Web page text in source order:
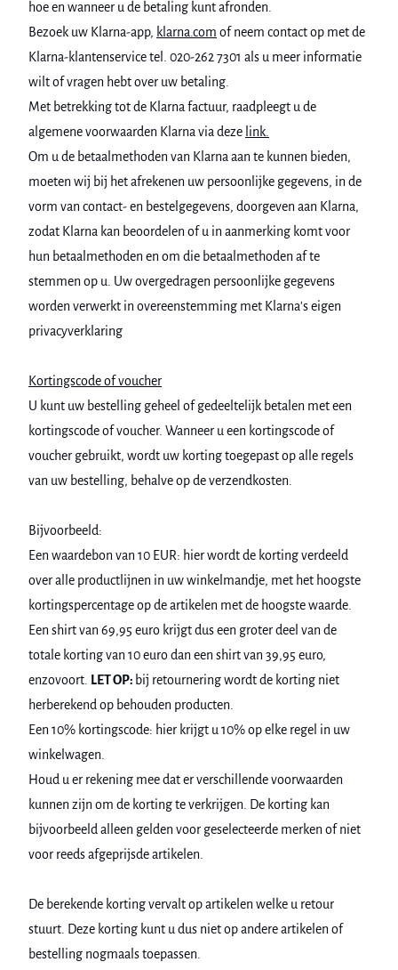
hoe en wanneer u de betaling kunt afronden.
Bezoek uw Klarna-app, klarna.com of neem contact op met de
Klarna-klantenservice tel. 020-262 7301 als u meer informatie
wilt of vragen hebt over uw betaling.
Met betrekking tot de Klarna factuur, raadpleegt u de
algemene voorwaarden Klarna via deze link.
Om u de betaalmethoden van Klarna aan te kunnen bieden,
moeten wij bij het afrekenen uw persoonlijke gegevens, in de
vorm van contact- en bestelgegevens, doorgeven aan Klarna,
zodat Klarna kan beoordelen of u in aanmerking komt voor
hun betaalmethoden en om die betaalmethoden af te
stemmen op u. Uw overgedragen persoonlijke gegevens
worden verwerkt in overeenstemming met Klarna's eigen
privacyverklaring
Kortingscode of voucher
U kunt uw bestelling geheel of gedeeltelijk betalen met een
kortingscode of voucher. Wanneer u een kortingscode of
voucher gebruikt, wordt uw korting toegepast op alle regels
van uw bestelling, behalve op de verzendkosten.
Bijvoorbeeld:
Een waardebon van 10 EUR: hier wordt de korting verdeeld
over alle productlijnen in uw winkelmandje, met het hoogste
kortingspercentage op de artikelen met de hoogste waarde.
Een shirt van 69,95 euro krijgt dus een groter deel van de
totale korting van 10 euro dan een shirt van 39,95 euro,
enzovoort. LET OP: bij retournering wordt de korting niet
herberekend op behouden producten.
Een 10% kortingscode: hier krijgt u 10% op elke regel in uw
winkelwagen.
Houd u er rekening mee dat er verschillende voorwaarden
kunnen zijn om de korting te verkrijgen. De korting kan
bijvoorbeeld alleen gelden voor geselecteerde merken of niet
voor reeds afgeprijsde artikelen.
De berekende korting vervalt op artikelen welke u retour
stuurt. Deze korting kunt u dus niet op andere artikelen of
bestelling nogmaals toepassen.